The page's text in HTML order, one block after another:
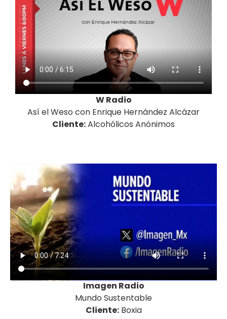
W Radio
Así el Weso con Enrique Hernández Alcázar
Cliente:Alcohólicos Anónimos
Imagen Radio
Mundo Sustentable
Cliente:Boxia